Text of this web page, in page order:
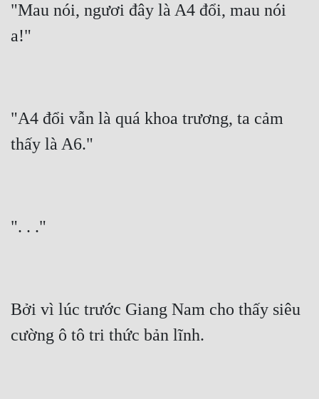
"Mau nói, ngươi đây là A4 đổi, mau nói
a!"
"A4 đổi vẫn là quá khoa trương, ta cảm
thấy là A6."
". . ."
Bởi vì lúc trước Giang Nam cho thấy siêu
cường ô tô tri thức bản lĩnh.